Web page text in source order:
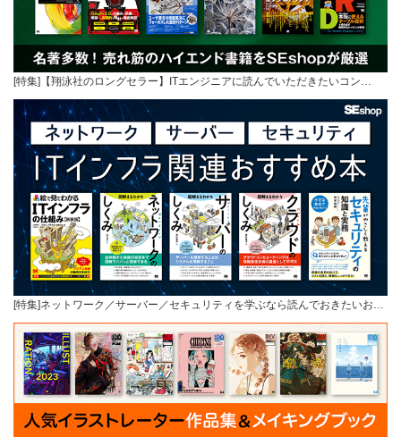
[特集]【翔泳社のロングセラー】ITエンジニアに読んでいただきたいコン…
[特集]ネットワーク／サーバー／セキュリティを学ぶなら読んでおきたいお…